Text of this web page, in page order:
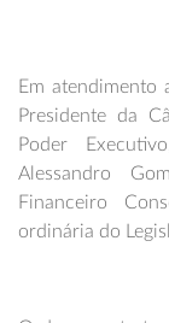
Em atendimento
Presidente da
Poder
Alessandro
Financeiro
ordinária do